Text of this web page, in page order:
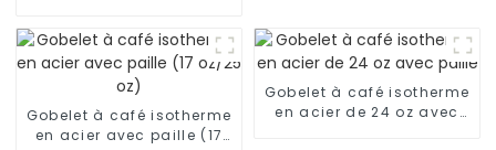
Gobelet à café isotherme
en acier avec paille (17
Gobelet à café isotherme
en acier de 24 oz avec